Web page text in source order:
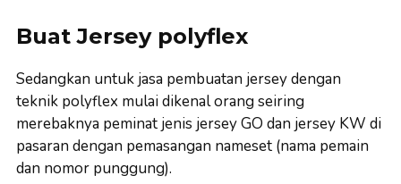
Buat Jersey polyflex
Sedangkan untuk jasa pembuatan jersey dengan
teknik polyflex mulai dikenal orang seiring
merebaknya peminat jenis jersey GO dan jersey KW di
pasaran dengan pemasangan nameset (nama pemain
dan nomor punggung).